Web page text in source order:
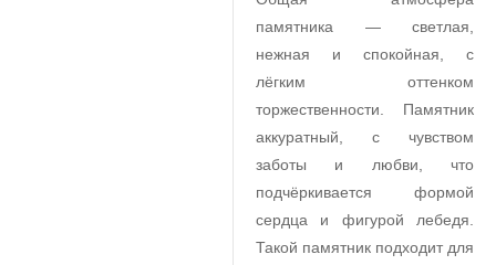
памятника — светлая,
нежная и спокойная, с
лёгким оттенком
торжественности. Памятник
аккуратный, с чувством
заботы и любви, что
подчёркивается формой
сердца и фигурой лебедя.
Такой памятник подходит для